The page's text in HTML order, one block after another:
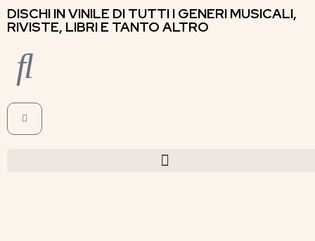
DISCHI IN VINILE DI TUTTI I GENERI MUSICALI,
RIVISTE, LIBRI E TANTO ALTRO